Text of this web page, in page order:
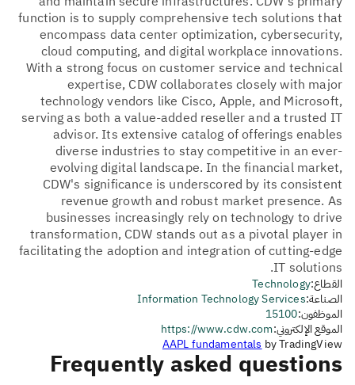
function is to supply comprehensive tech solutions that
encompass data center optimization, cybersecurity,
cloud computing, and digital workplace innovations.
With a strong focus on customer service and technical
expertise, CDW collaborates closely with major
technology vendors like Cisco, Apple, and Microsoft,
serving as both a value-added reseller and a trusted IT
advisor. Its extensive catalog of offerings enables
diverse industries to stay competitive in an ever-
evolving digital landscape. In the financial market,
CDW's significance is underscored by its consistent
revenue growth and robust market presence. As
businesses increasingly rely on technology to drive
transformation, CDW stands out as a pivotal player in
facilitating the adoption and integration of cutting-edge
IT solutions.
القطاع:Technology
الصناعة:Information Technology Services
الموظفون:15100
الموقع الإلكتروني:https://www.cdw.com
AAPL fundamentals by TradingView
Frequently asked questions